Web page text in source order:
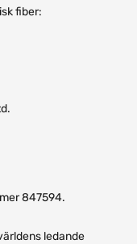
fiber:
847594.
ledande